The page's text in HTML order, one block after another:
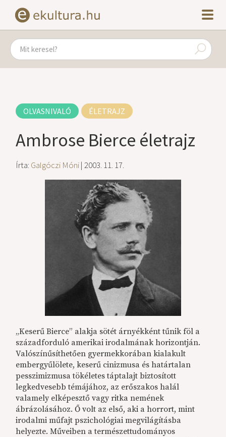
OLVASNIVALÓ ÉLETRAJZ
Ambrose Bierce életrajz
Írta: Galgóczi Móni| 2003. 11. 17.
„Keserű Bierce” alakja sötét árnyékként tűnik föl a
századforduló amerikai irodalmának horizontján.
Valószínűsíthetően gyermekkorában kialakult
embergyűlölete, keserű cinizmusa és határtalan
pesszimizmusa tökéletes táptalajt biztosított
legkedvesebb témájához, az erőszakos halál
valamely elképesztő vagy ritka nemének
ábrázolásához. Ő volt az első, aki a horrort, mint
irodalmi műfajt pszichológiai megvilágításba
helyezte. Műveiben a természettudományos